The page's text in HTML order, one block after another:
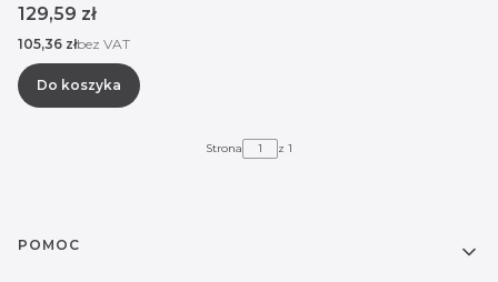
Cena
129,59 zł
Cena
105,36 złbez VAT
Do koszyka
Strona z 1
Linki w stopce
POMOC